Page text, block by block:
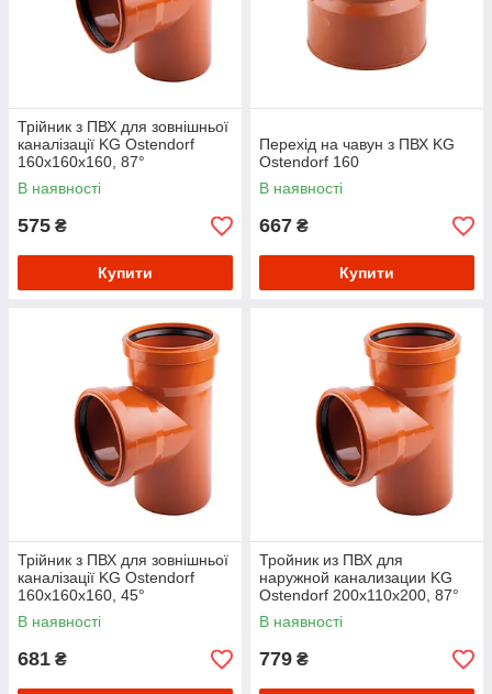
Трійник з ПВХ для зовнішньої
каналізації KG Ostendorf
160х160х160, 87°
В наявності
575 ₴
Купити
Перехід на чавун з ПВХ KG
Ostendorf 160
В наявності
667 ₴
Купити
Трійник з ПВХ для зовнішньої
каналізації KG Ostendorf
160х160х160, 45°
В наявності
681 ₴
Тройник из ПВХ для
наружной канализации KG
Ostendorf 200х110х200, 87°
В наявності
779 ₴